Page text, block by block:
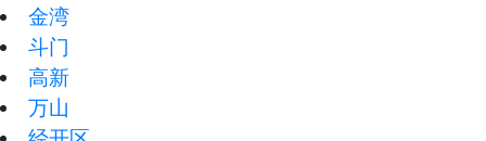
金湾
斗门
高新
万山